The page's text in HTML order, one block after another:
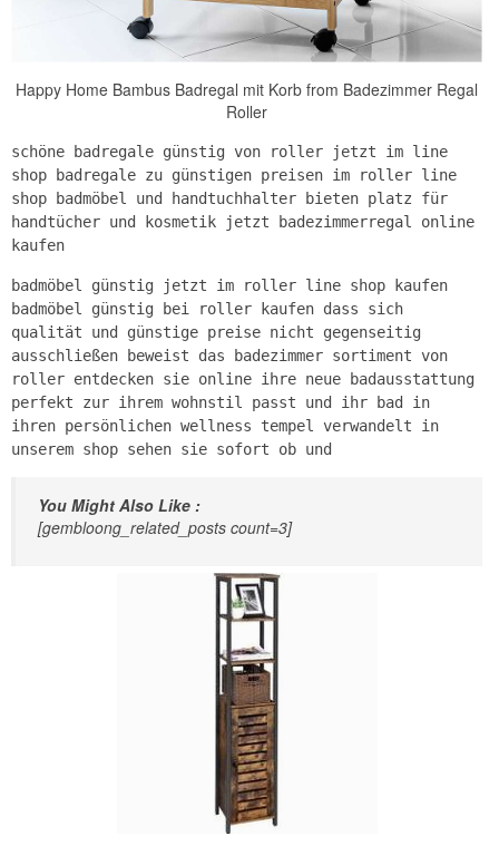
Happy Home Bambus Badregal mit Korb from Badezimmer Regal
Roller
schöne badregale günstig von roller jetzt im line
shop badregale zu günstigen preisen im roller line
shop badmöbel und handtuchhalter bieten platz für
handtücher und kosmetik jetzt badezimmerregal online
kaufen
badmöbel günstig jetzt im roller line shop kaufen
badmöbel günstig bei roller kaufen dass sich
qualität und günstige preise nicht gegenseitig
ausschließen beweist das badezimmer sortiment von
roller entdecken sie online ihre neue badausstattung
perfekt zur ihrem wohnstil passt und ihr bad in
ihren persönlichen wellness tempel verwandelt in
unserem shop sehen sie sofort ob und
You Might Also Like :
[gembloong_related_posts count=3]